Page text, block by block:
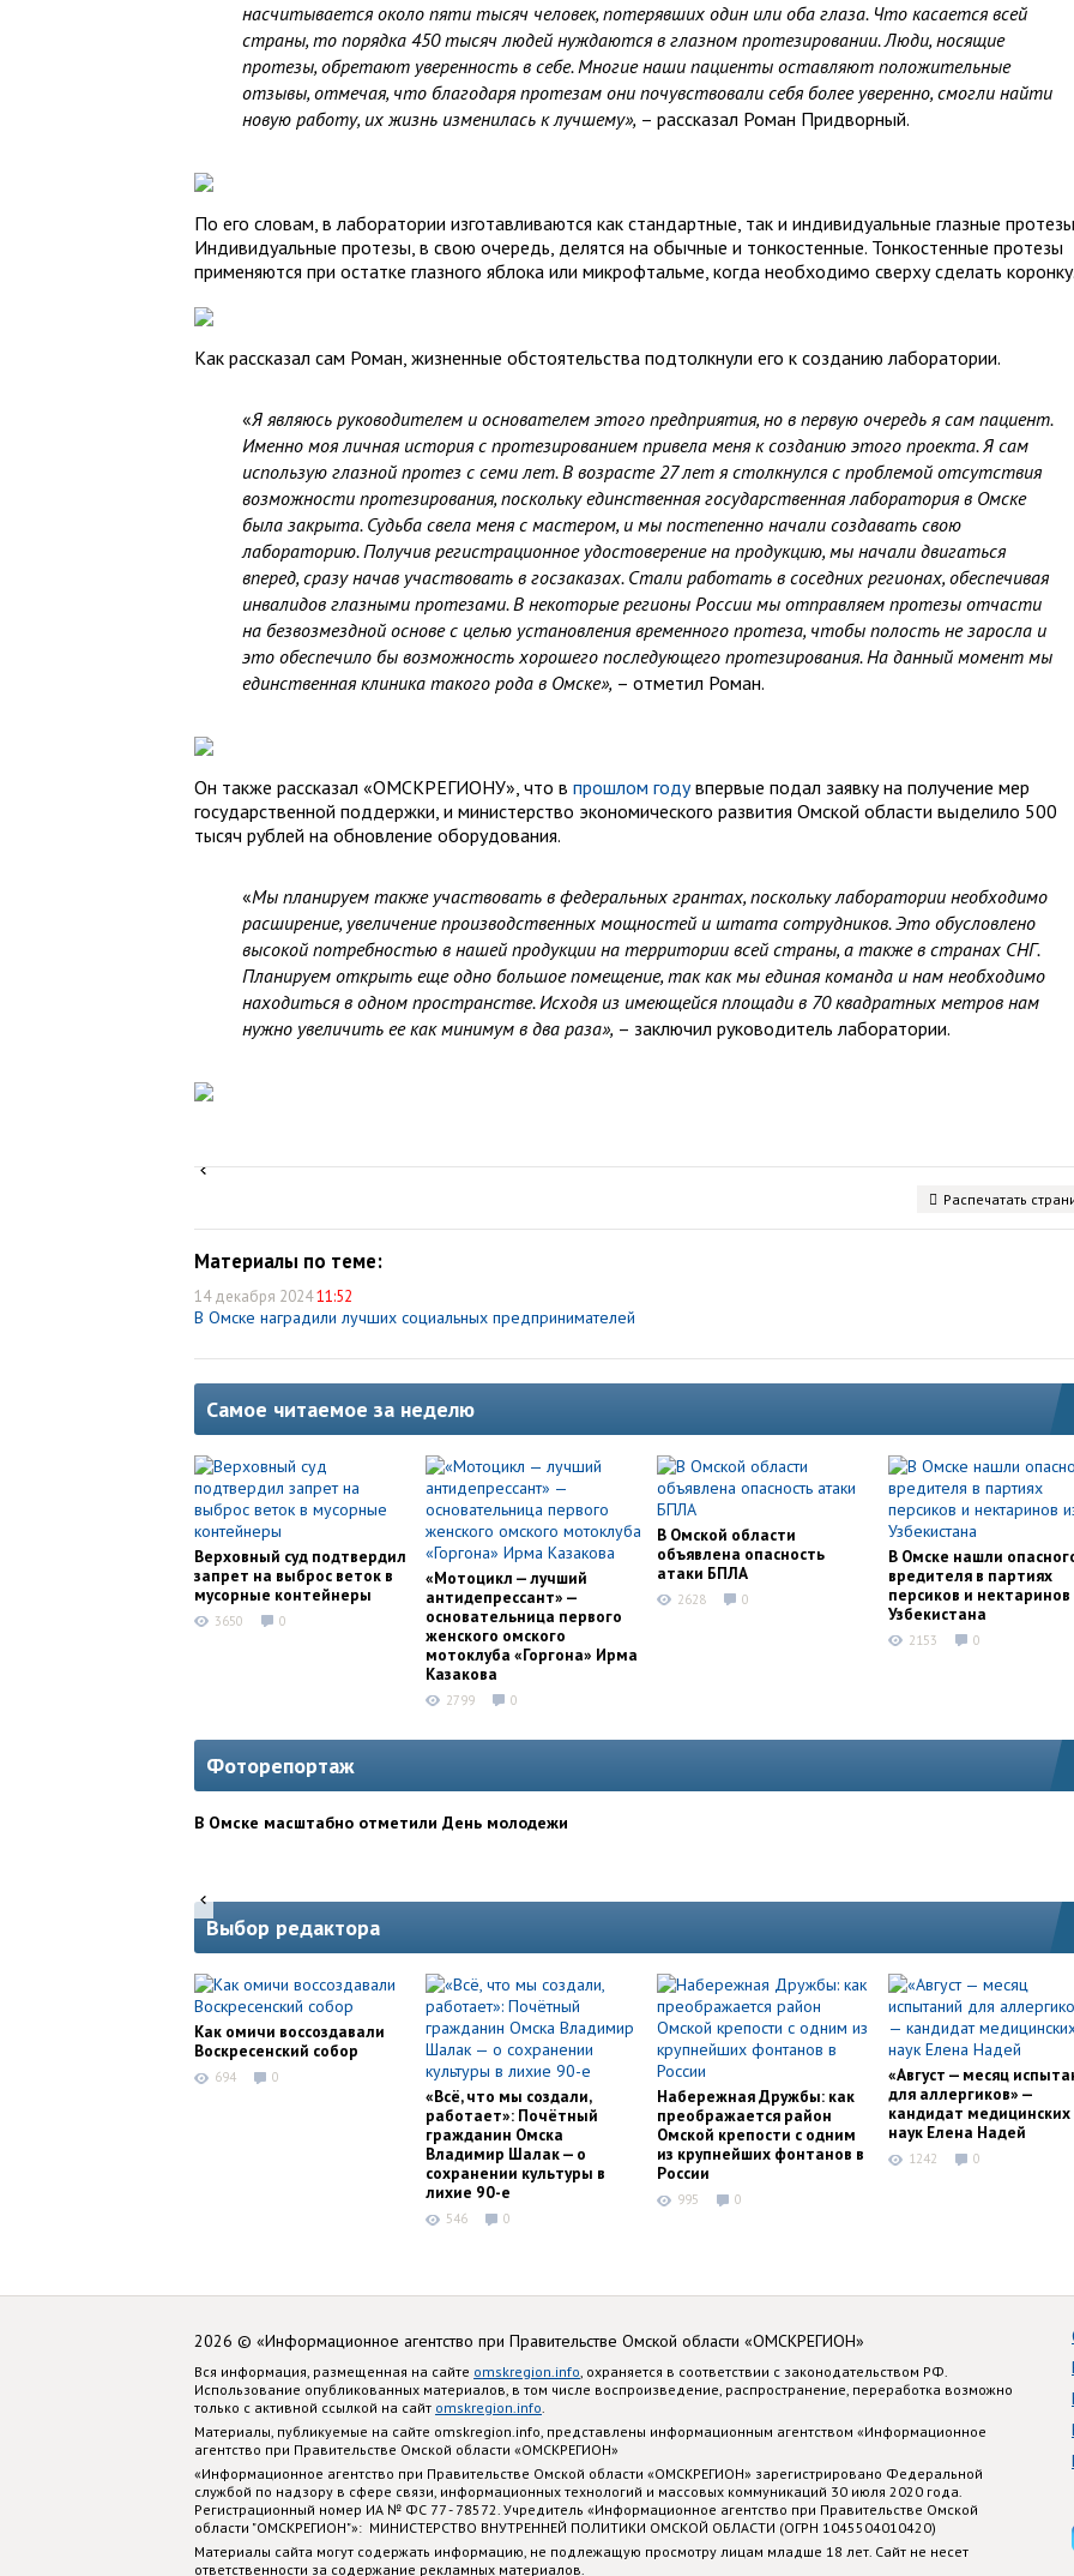
насчитывается около пяти тысяч человек, потерявших один или оба глаза. Что касается всей
страны, то порядка 450 тысяч людей нуждаются в глазном протезировании. Люди, носящие
протезы, обретают уверенность в себе. Многие наши пациенты оставляют положительные
отзывы, отмечая, что благодаря протезам они почувствовали себя более уверенно, смогли найти
новую работу, их жизнь изменилась к лучшему», – рассказал Роман Придворный.
По его словам, в лаборатории изготавливаются как стандартные, так и индивидуальные глазные
Индивидуальные протезы, в свою очередь, делятся на обычные и тонкостенные. Тонкостенные протезы
применяются при остатке глазного яблока или микрофтальме, когда необходимо сверху сделать коронку.
Как рассказал сам Роман, жизненные обстоятельства подтолкнули его к созданию лаборатории.
«Я являюсь руководителем и основателем этого предприятия, но в первую очередь я сам пациент.
Именно моя личная история с протезированием привела меня к созданию этого проекта. Я сам
использую глазной протез с семи лет. В возрасте 27 лет я столкнулся с проблемой отсутствия
возможности протезирования, поскольку единственная государственная лаборатория в Омске
была закрыта. Судьба свела меня с мастером, и мы постепенно начали создавать свою
лабораторию. Получив регистрационное удостоверение на продукцию, мы начали двигаться
вперед, сразу начав участвовать в госзаказах. Стали работать в соседних регионах, обеспечивая
инвалидов глазными протезами. В некоторые регионы России мы отправляем протезы отчасти
на безвозмездной основе с целью установления временного протеза, чтобы полость не заросла и
это обеспечило бы возможность хорошего последующего протезирования. На данный момент мы
единственная клиника такого рода в Омске», – отметил Роман.
Он также рассказал «ОМСКРЕГИОНУ», что в прошлом годувпервые подал заявку на получение мер
государственной поддержки, и министерство экономического развития Омской области выделило 500
тысяч рублей на обновление оборудования.
«Мы планируем также участвовать в федеральных грантах, поскольку лаборатории необходимо
расширение, увеличение производственных мощностей и штата сотрудников. Это обусловлено
высокой потребностью в нашей продукции на территории всей страны, а также в странах СНГ.
Планируем открыть еще одно большое помещение, так как мы единая команда и нам необходимо
находиться в одном пространстве. Исходя из имеющейся площади в 70 квадратных метров нам
нужно увеличить ее как минимум в два раза», – заключил руководитель лаборатории.
Распечатать
Материалы по теме:
14 декабря 202411:52
В Омске наградили лучших социальных предпринимателей
Самое читаемое за неделю
Верховный суд подтвердил
запрет на выброс веток в
мусорные контейнеры
3650 0
«Мотоцикл — лучший
антидепрессант» —
основательница первого
женского омского
мотоклуба «Горгона» Ирма
Казакова
2799 0
В Омской области
объявлена опасность
атаки БПЛА
2628 0
В Омске нашли
вредителя в партиях
персиков и нектаринов
Узбекистана
2153 0
Фоторепортаж
В Омске масштабно отметили День молодежи
Выбор редактора
Как омичи воссоздавали
Воскресенский собор
694 0
«Всё, что мы создали,
работает»: Почётный
гражданин Омска
Владимир Шалак — о
сохранении культуры в
лихие 90-е
546 0
Набережная Дружбы: как
преображается район
Омской крепости с одним
из крупнейших фонтанов в
России
995 0
«Август — месяц
для аллергиков» —
кандидат медицинских
наук Елена Надей
1242 0
2026 © «Информационное агентство при Правительстве Омской области «ОМСКРЕГИОН»
Вся информация, размещенная на сайте omskregion.info , охраняется в соответствии с законодательством РФ.
Использование опубликованных материалов, в том числе воспроизведение, распространение, переработка возможно
только с активной ссылкой на сайт omskregion.info
Материалы, публикуемые на сайте omskregion.info, представлены информационным агентством «Информационное
агентство при Правительстве Омской области «ОМСКРЕГИОН»
«Информационное агентство при Правительстве Омской области «ОМСКРЕГИОН» зарегистрировано Федеральной
службой по надзору в сфере связи, информационных технологий и массовых коммуникаций 30 июля 2020 года.
Регистрационный номер ИА № ФС 77 - 78572. Учредитель «Информационное агентство при Правительстве Омской
области "ОМСКРЕГИОН"»: МИНИСТЕРСТВО ВНУТРЕННЕЙ ПОЛИТИКИ ОМСКОЙ ОБЛАСТИ (ОГРН 1045504010420)
Материалы сайта могут содержать информацию, не подлежащую просмотру лицам младше 18 лет. Сайт не несет
ответственности за содержание рекламных материалов.